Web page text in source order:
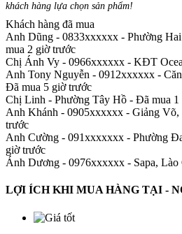
khách hàng lựa chọn sản phẩm!
Khách hàng đã mua
Anh Dũng - 0833xxxxxx - Phường
mua 2 giờ trước
Chị Ánh Vy - 0966xxxxxx - KĐT
Anh Tony Nguyễn - 0912xxxxxx -
Đã mua 5 giờ trước
Chị Linh - Phường Tây Hồ - Đã mua 1
Anh Khánh - 0905xxxxxx - Giảng Võ,
trước
Anh Cường - 091xxxxxxx - Phường
giờ trước
Ánh Dương - 0976xxxxxx - Sapa,
LỢI ÍCH KHI MUA HÀNG TẠI -